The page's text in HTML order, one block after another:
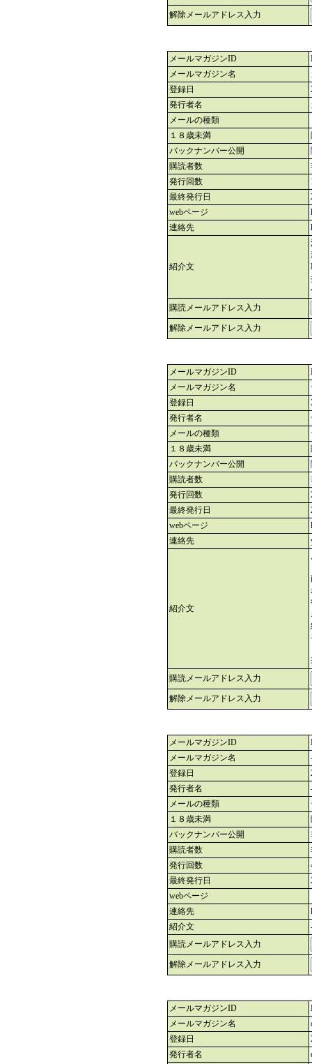
解除メールアドレス入力
メールマガジンID
メールマガジン名
登録日
発行者名
メールの種類
１８歳未満
バックナンバー公開
購読者数
発行回数
最終発行日
webページ
連絡先
紹介文
購読メールアドレス入力
解除メールアドレス入力
メールマガジンID
メールマガジン名
登録日
発行者名
メールの種類
１８歳未満
バックナンバー公開
購読者数
発行回数
最終発行日
webページ
連絡先
紹介文
購読メールアドレス入力
解除メールアドレス入力
メールマガジンID
メールマガジン名
登録日
発行者名
メールの種類
１８歳未満
バックナンバー公開
購読者数
発行回数
最終発行日
webページ
連絡先
紹介文
購読メールアドレス入力
解除メールアドレス入力
メールマガジンID
メールマガジン名
登録日
発行者名